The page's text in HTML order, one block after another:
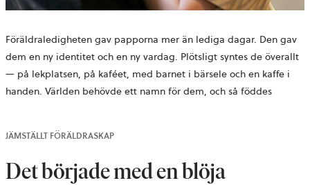
Föräldraledigheten gav papporna mer än lediga dagar. Den gav
dem en ny identitet och en ny vardag. Plötsligt syntes de överallt
— på lekplatsen, på kaféet, med barnet i bärsele och en kaffe i
handen. Världen behövde ett namn för dem, och så föddes
JÄMSTÄLLT FÖRÄLDRASKAP
Det började med en blöja